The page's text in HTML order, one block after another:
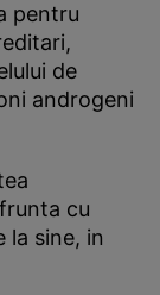
pentru
de
androgeni
cu
la sine, in